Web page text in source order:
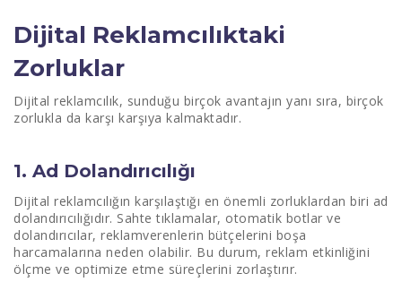
Dijital Reklamcılıktaki
Zorluklar
Dijital reklamcılık, sunduğu birçok avantajın yanı sıra, birçok
zorlukla da karşı karşıya kalmaktadır.
1. Ad Dolandırıcılığı
Dijital reklamcılığın karşılaştığı en önemli zorluklardan biri ad
dolandırıcılığıdır. Sahte tıklamalar, otomatik botlar ve
dolandırıcılar, reklamverenlerin bütçelerini boşa
harcamalarına neden olabilir. Bu durum, reklam etkinliğini
ölçme ve optimize etme süreçlerini zorlaştırır.